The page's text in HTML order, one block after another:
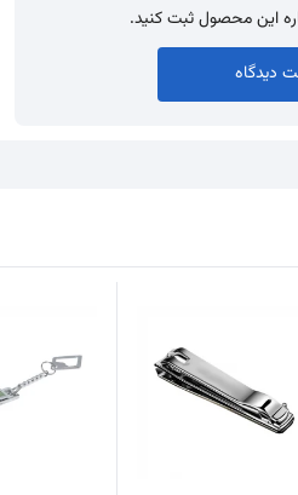
این محصول ثبت کنید.
دیدگاه